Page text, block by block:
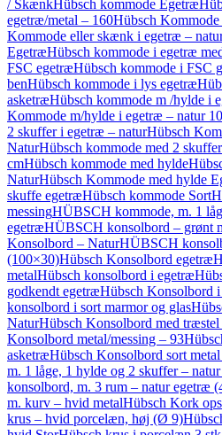
/ SkænkHübsch kommode Egetræ
egetræ/metal – 160Hübsch
Kommode eller skænk i egetræ –
EgetræHübsch kommode i egetræ
FSC egetræHübsch kommode i FSC
benHübsch kommode i lys egetræ
asketræHübsch kommode m /hylde i
Kommode m/hylde i egetræ – natur
2 skuffer i egetræ – naturHübsch
NaturHübsch kommode med 2
cmHübsch kommode med hylde
NaturHübsch Kommode med hylde
skuffe egetræHübsch kommode Sort
messingHÜBSCH kommode, m. 1
egetræHÜBSCH konsolbord – grønt
Konsolbord – NaturHÜBSCH
(100×30)Hübsch Konsolbord egetræ
metalHübsch konsolbord i egetræ
godkendt egetræHübsch Konsolbord i
konsolbord i sort marmor og glas
NaturHübsch Konsolbord med
Konsolbord metal/messing – 93
asketræHübsch Konsolbord sort
m. 1 låge, 1 hylde og 2 skuffer –
konsolbord, m. 3 rum – natur egetræ
m. kurv – hvid metalHübsch Kork
krus – hvid porcelæn, høj (Ø 9)